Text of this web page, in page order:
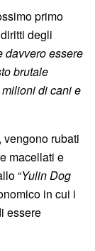
primo
degli
davvero essere
brutale
di cani e
rubati
macellati e
“Yulin Dog
in cui i
essere